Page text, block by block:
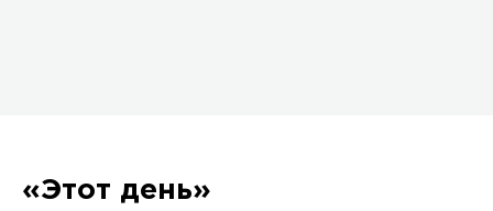
«Этот день»